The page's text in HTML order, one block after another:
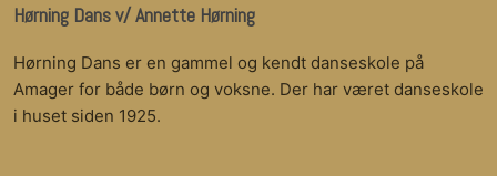
Hørning Dans v/ Annette Hørning
Hørning Dans er en gammel og kendt danseskole på
Amager for både børn og voksne. Der har været danseskole
i huset siden 1925.